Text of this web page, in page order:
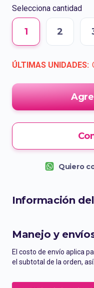
Selecciona cantidad
1 2
ÚLTIMAS UNIDADES:
Quiero
Información
Manejo y
El costo de envío aplica
el subtotal de la orden, así: